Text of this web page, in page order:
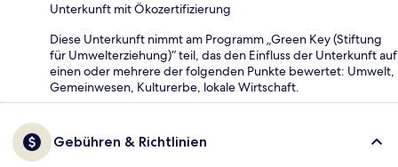
Unterkunft mit Ökozertifizierung
Diese Unterkunft nimmt am Programm „Green Key (Stiftung
für Umwelterziehung)“ teil, das den Einfluss der Unterkunft auf
einen oder mehrere der folgenden Punkte bewertet: Umwelt,
Gemeinwesen, Kulturerbe, lokale Wirtschaft.
Gebühren & Richtlinien